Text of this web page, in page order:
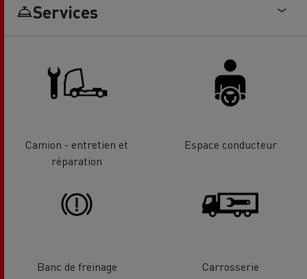
Services
Camion - entretien et
réparation
Espace conducteur
Banc de freinage Carrosserie